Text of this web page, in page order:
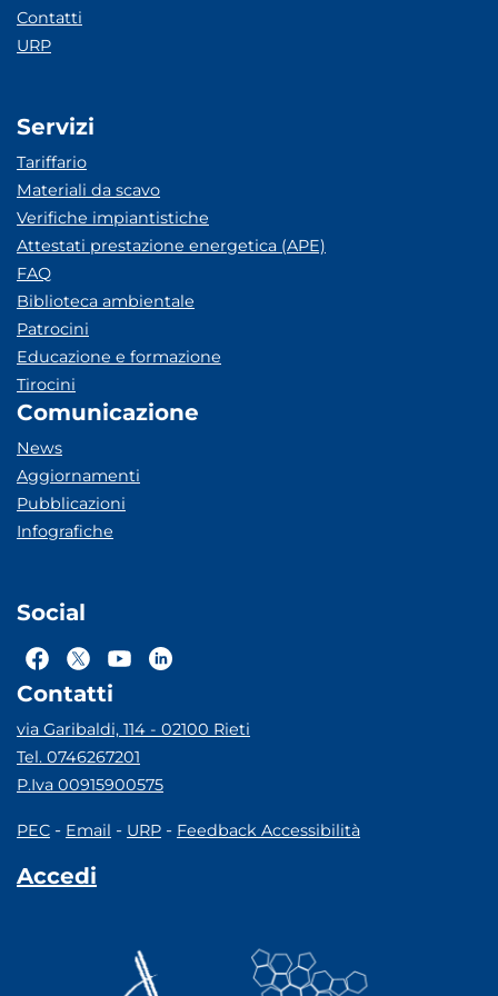
Contatti
URP
Servizi
Tariffario
Materiali da scavo
Verifiche impiantistiche
Attestati prestazione energetica (APE)
FAQ
Biblioteca ambientale
Patrocini
Educazione e formazione
Tirocini
Comunicazione
News
Aggiornamenti
Pubblicazioni
Infografiche
Social
Contatti
via Garibaldi, 114 - 02100 Rieti
Tel. 0746267201
P.Iva 00915900575
PEC - Email - URP - Feedback Accessibilità
Accedi